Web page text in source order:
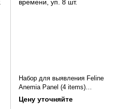
Набор для выявления Feline
Anemia Panel (4 items)
методом ПЦР в реальном
времени, уп. 8 шт.
Цену уточняйте